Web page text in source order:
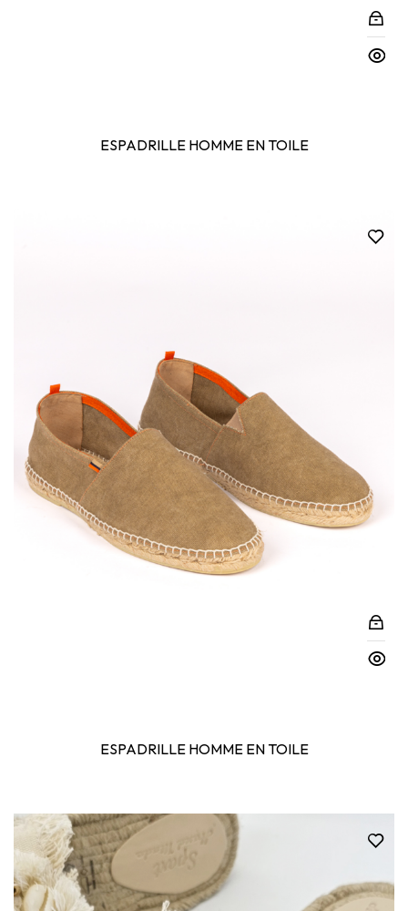
ESPADRILLE HOMME EN TOILE
ESPADRILLE HOMME EN TOILE